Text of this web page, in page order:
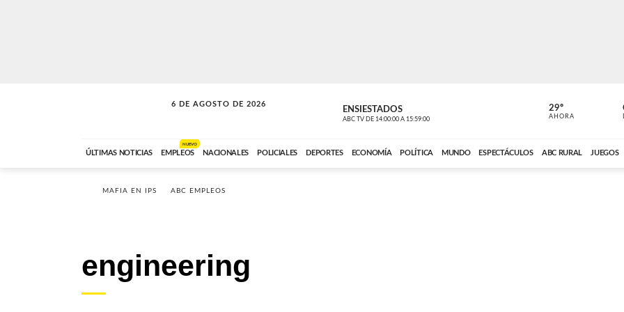
6 DE AGOSTO DE 2026
A DE LA TARDE ENSIESTADOS
ABC TV DE 14:00:00 A 15:59:00 ABC CARDINAL
29º
AHORA
ÚLTIMAS NOTICIAS EMPLEOS
NUEVO
NACIONALES POLICIALES DEPORTES ECONOMÍA POLÍTICA MUNDO ESPECTÁCULOS ABC RURAL JUEGOS
MAFIA EN IPS ABC EMPLEOS
engineering